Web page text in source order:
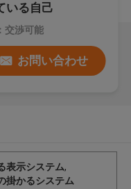
いる自己
交渉可能
お問い合わせ
表示システム,
掛かるシステム